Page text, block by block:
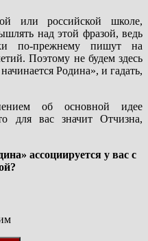
или российской школе,
над этой фразой, ведь
по-прежнему пишут на
Поэтому не будем здесь
Родина», и гадать,
об основной идее
для вас значит Отчизна,
ассоциируется у вас с